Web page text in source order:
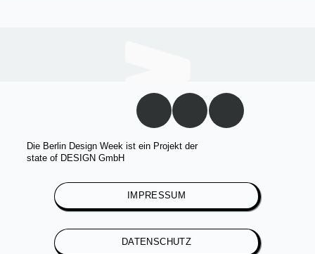
Die Berlin Design Week ist ein Projekt der
state of DESIGN GmbH
IMPRESSUM
DATENSCHUTZ